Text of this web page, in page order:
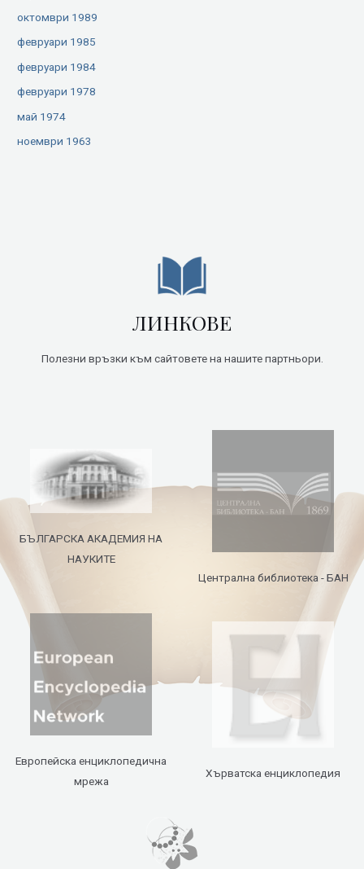
октомври 1989
февруари 1985
февруари 1984
февруари 1978
май 1974
ноември 1963
ЛИНКОВЕ
Полезни връзки към сайтовете на нашите партньори.
БЪЛГАРСКА АКАДЕМИЯ НА
НАУКИТЕ
Централна библиотека - БАН
Европейска енциклопедична
мрежа
Хърватска енциклопедия